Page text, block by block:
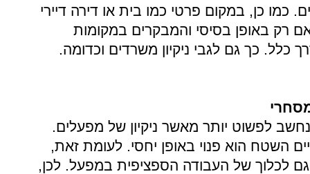
כמו כן, במקום פרטי כמו בית או דירה דיירי
רק באופן בסיסי והמבקרים במקומות
כלל. כך גם לגבי ניקיון משרדים וכדומה.
לפשוט יותר מאשר ניקיון של מפעלים.
השטח הוא פנוי באופן יחסי. לעומת זאת,
לכלוך של העבודה הספציפית במפעל. לכן,